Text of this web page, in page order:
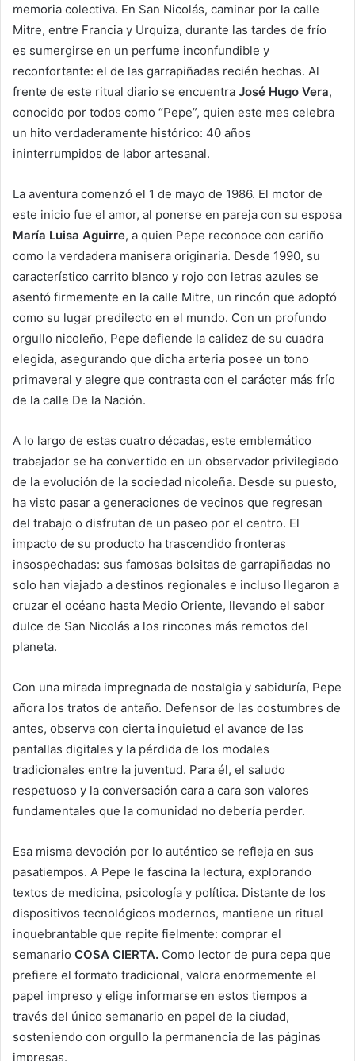
memoria colectiva. En San Nicolás, caminar por la calle
Mitre, entre Francia y Urquiza, durante las tardes de frío
es sumergirse en un perfume inconfundible y
reconfortante: el de las garrapiñadas recién hechas. Al
frente de este ritual diario se encuentra José Hugo Vera,
conocido por todos como “Pepe”, quien este mes celebra
un hito verdaderamente histórico: 40 años
ininterrumpidos de labor artesanal.
La aventura comenzó el 1 de mayo de 1986. El motor de
este inicio fue el amor, al ponerse en pareja con su esposa
María Luisa Aguirre, a quien Pepe reconoce con cariño
como la verdadera manisera originaria. Desde 1990, su
característico carrito blanco y rojo con letras azules se
asentó firmemente en la calle Mitre, un rincón que adoptó
como su lugar predilecto en el mundo. Con un profundo
orgullo nicoleño, Pepe defiende la calidez de su cuadra
elegida, asegurando que dicha arteria posee un tono
primaveral y alegre que contrasta con el carácter más frío
de la calle De la Nación.
A lo largo de estas cuatro décadas, este emblemático
trabajador se ha convertido en un observador privilegiado
de la evolución de la sociedad nicoleña. Desde su puesto,
ha visto pasar a generaciones de vecinos que regresan
del trabajo o disfrutan de un paseo por el centro. El
impacto de su producto ha trascendido fronteras
insospechadas: sus famosas bolsitas de garrapiñadas no
solo han viajado a destinos regionales e incluso llegaron a
cruzar el océano hasta Medio Oriente, llevando el sabor
dulce de San Nicolás a los rincones más remotos del
planeta.
Con una mirada impregnada de nostalgia y sabiduría, Pepe
añora los tratos de antaño. Defensor de las costumbres de
antes, observa con cierta inquietud el avance de las
pantallas digitales y la pérdida de los modales
tradicionales entre la juventud. Para él, el saludo
respetuoso y la conversación cara a cara son valores
fundamentales que la comunidad no debería perder.
Esa misma devoción por lo auténtico se refleja en sus
pasatiempos. A Pepe le fascina la lectura, explorando
textos de medicina, psicología y política. Distante de los
dispositivos tecnológicos modernos, mantiene un ritual
inquebrantable que repite fielmente: comprar el
semanario COSA CIERTA. Como lector de pura cepa que
prefiere el formato tradicional, valora enormemente el
papel impreso y elige informarse en estos tiempos a
través del único semanario en papel de la ciudad,
sosteniendo con orgullo la permanencia de las páginas
impresas.